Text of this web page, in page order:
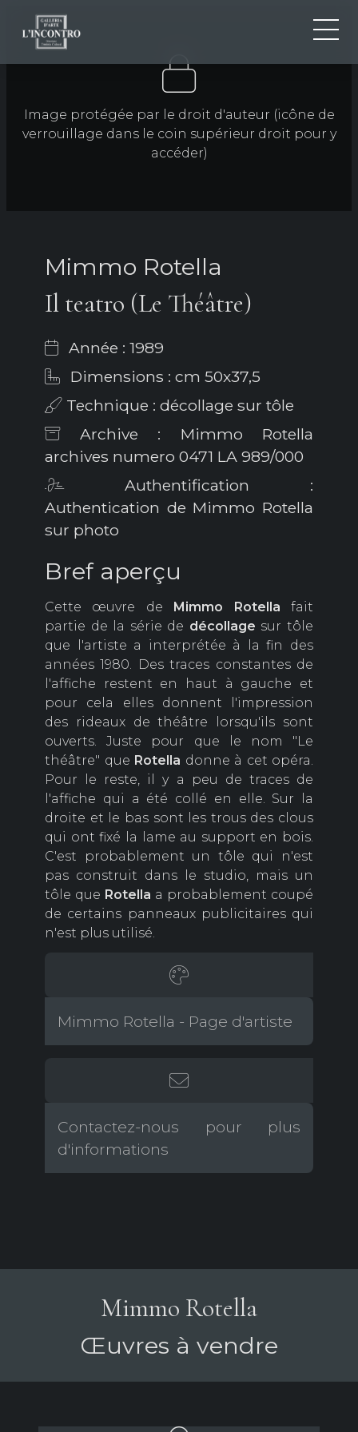
EN
FR
NEWS ED EVENTS
ARTISTES ET ŒUVRES
Image protégée par le droit d'auteur (icône de
verrouillage dans le coin supérieur droit pour y
accéder)
Mimmo Rotella
Il teatro (Le Théâtre)
Année : 1989
Dimensions : cm 50x37,5
Technique : décollage sur tôle
Archive : Mimmo Rotella
archives numero 0471 LA 989/000
Authentification :
Authentication de Mimmo Rotella
sur photo
Bref aperçu
Cette œuvre de Mimmo Rotellafait
partie de la série de décollage sur tôle
que l'artiste a interprétée à la fin des
années 1980. Des traces constantes de
l'affiche restent en haut à gauche et
pour cela elles donnent l'impression
des rideaux de théâtre lorsqu'ils sont
ouverts. Juste pour que le nom "Le
théâtre" que Rotella donne à cet opéra.
Pour le reste, il y a peu de traces de
l'affiche qui a été collé en elle. Sur la
droite et le bas sont les trous des clous
qui ont fixé la lame au support en bois.
C'est probablement un tôle qui n'est
pas construit dans le studio, mais un
tôle que Rotella a probablement coupé
de certains panneaux publicitaires qui
n'est plus utilisé.
Mimmo Rotella - Page d'artiste
Contactez-nous pour plus
d'informations
Mimmo Rotella
Œuvres à vendre